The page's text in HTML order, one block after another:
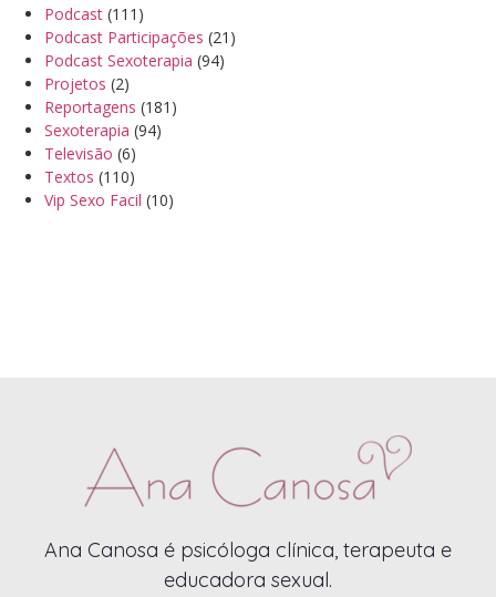
Podcast (111)
Podcast Participações (21)
Podcast Sexoterapia (94)
Projetos (2)
Reportagens (181)
Sexoterapia (94)
Televisão (6)
Textos (110)
Vip Sexo Facil (10)
Ana Canosa é psicóloga clínica, terapeuta e
educadora sexual.